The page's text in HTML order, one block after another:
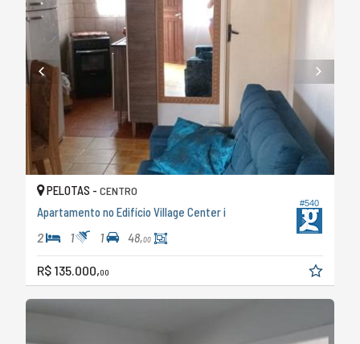
#540
PELOTAS - CENTRO
Apartamento no Edifício Village Center i
2 1 1 48,00
R$ 135.000,00